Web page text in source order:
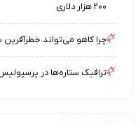
۲۰۰ هزار دلاری
چرا کاهو می‌تواند خطرآفرین
ترافیک ستاره‌ها در